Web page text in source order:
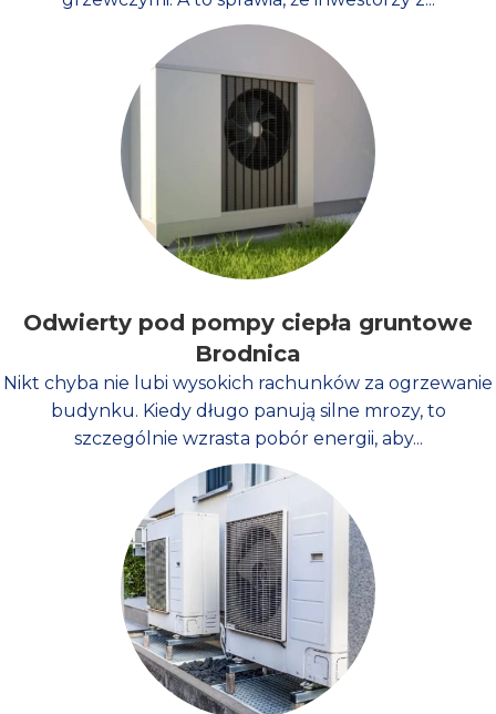
Odwierty pod pompy ciepła gruntowe
Brodnica
Nikt chyba nie lubi wysokich rachunków za ogrzewanie
budynku. Kiedy długo panują silne mrozy, to
szczególnie wzrasta pobór energii, aby...